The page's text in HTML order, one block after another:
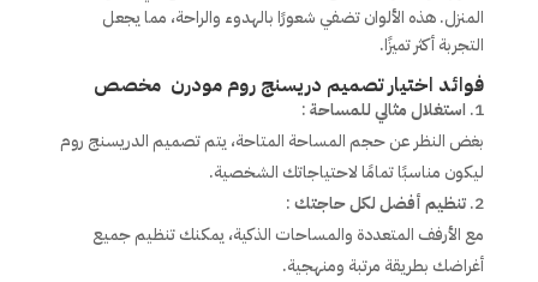
المنزل. هذه الألوان تضفي شعورًا بالهدوء والراحة، مما يجعل
التجربة أكثر تميزًا.
فوائد اختيار تصميم دريسنج روم مودرن مخصص
استغلال مثالي للمساحة:
بغض النظر عن حجم المساحة المتاحة، يتم تصميم الدريسنج روم
ليكون مناسبًا تمامًا لاحتياجاتك الشخصية.
تنظيم أفضل لكل حاجتك:
مع الأرفف المتعددة والمساحات الذكية، يمكنك تنظيم جميع
أغراضك بطريقة مرتبة ومنهجية.